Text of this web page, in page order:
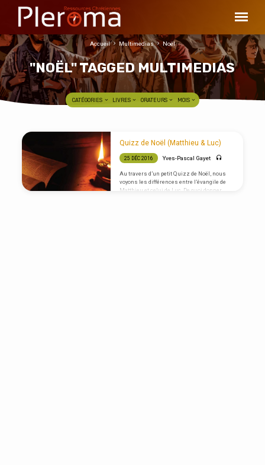
"NOËL" TAGGED MULTIMEDIAS
Accueil Multimedias Noël
CATÉGORIES LIVRES ORATEURS MOIS
"NOËL"
TAGGED
MULTIMEDIAS
Quizz de Noël (Matthieu & Luc)
25 DÉC 2016 Yves-Pascal Gayet
Au travers d’un petit Quizz de Noël, nous
voyons les différences entre l’évangile de
Matthieu et celui de Luc. De quoi donner